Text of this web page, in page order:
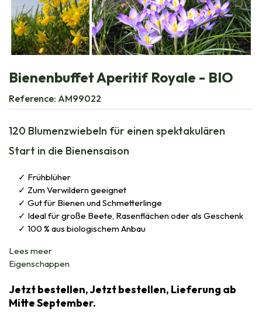
Bienenbuffet Aperitif Royale - BIO
Reference: AM99022
120 Blumenzwiebeln für einen spektakulären
Start in die Bienensaison
Frühblüher
Zum Verwildern geeignet
Gut für Bienen und Schmetterlinge
Ideal für große Beete, Rasenflächen oder als Geschenk
100 % aus biologischem Anbau
Lees meer
Eigenschappen
Jetzt bestellen, Jetzt bestellen, Lieferung ab
Mitte September.